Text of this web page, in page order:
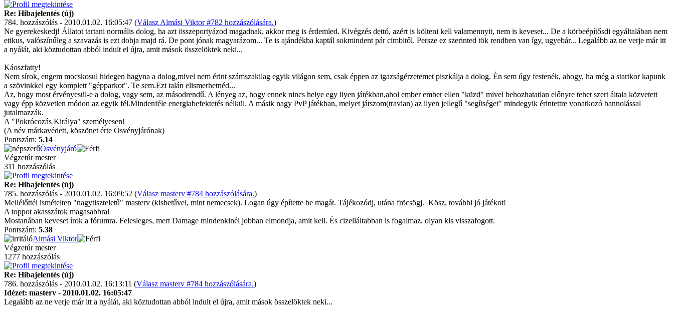
Re: Hibajelentés (új)
784. hozzászólás - 2010.01.02. 16:05:47 (Válasz Almási Viktor #782 hozzászólására.)
Ne gyerekeskedj! Állatot tartani normális dolog, ha azt összeportyázod magadnak, akkor meg is érdemled. Kivégzés dettó, azért is költeni kell valamennyit, nem is keveset... De a körbeépítősdi egyáltalában nem
etikus, valószínűleg a szavazás is ezt dobja majd rá. De pont jónak magyarázom... Te is ajándékba kaptál sokmindent pár cimbitől. Persze ez szerinted tök rendben van így, ugyebár... Legalább az ne verje már itt
a nyálát, aki köztudottan abból indult el újra, amit mások összelöktek neki...
Káoszfatty!
Nem sírok, engem mocskosul hidegen hagyna a dolog,mivel nem érint számszakilag egyik világon sem, csak éppen az igazságérzetemet piszkálja a dolog. Én sem úgy festenék, ahogy, ha még a startkor kapunk
a szövinkkel egy komplett "gépparkot". Te sem.Ezt talán elismerhetnéd...
Az, hogy most érvényesül-e a dolog, vagy sem, az másodrendű. A lényeg az, hogy ennek nincs helye egy ilyen játékban,ahol ember ember ellen "küzd" mivel behozhatatlan előnyre tehet szert általa közvetett
vagy épp közvetlen módon az egyik fél.Mindenféle energiabefektetés nélkül. A másik nagy PvP játékban, melyet játszom(travian) az ilyen jellegű "segítséget" mindegyik érintettre vonatkozó bannolással
jutalmazzák.
A "Pokrócozás Királya" személyesen!
(A név márkavédett, köszönet érte Ösvényjárónak)
Pontszám: 5.14
Ösvényjáró
Végzetúr mester
311 hozzászólás
Re: Hibajelentés (új)
785. hozzászólás - 2010.01.02. 16:09:52 (Válasz masterv #784 hozzászólására.)
Mellélőttél ismételten "nagytiszteletű" masterv (kisbetűvel, mint nemecsek). Logan úgy építette be magát. Tájékozódj, utána fröcsögj. Kösz, további jó játékot!
A toppot akasszátok magasabbra!
Mostanában keveset írok a fórumra. Felesleges, mert Damage mindenkinél jobban elmondja, amit kell. És cizelláltabban is fogalmaz, olyan kis visszafogott.
Pontszám: 5.38
Almási Viktor
Végzetúr mester
1277 hozzászólás
Re: Hibajelentés (új)
786. hozzászólás - 2010.01.02. 16:13:11 (Válasz masterv #784 hozzászólására.)
Idézet: masterv - 2010.01.02. 16:05:47
Legalább az ne verje már itt a nyálát, aki köztudottan abból indult el újra, amit mások összelöktek neki...